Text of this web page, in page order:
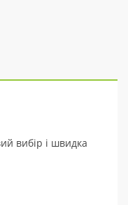
вибір і швидка